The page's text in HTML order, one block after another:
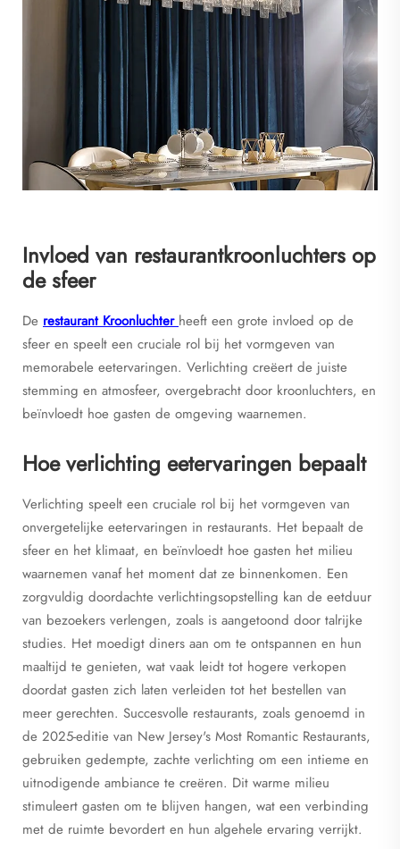
Invloed van restaurantkroonluchters op
de sfeer
De restaurant Kroonluchter heeft een grote invloed op de
sfeer en speelt een cruciale rol bij het vormgeven van
memorabele eetervaringen. Verlichting creëert de juiste
stemming en atmosfeer, overgebracht door kroonluchters, en
beïnvloedt hoe gasten de omgeving waarnemen.
Hoe verlichting eetervaringen bepaalt
Verlichting speelt een cruciale rol bij het vormgeven van
onvergetelijke eetervaringen in restaurants. Het bepaalt de
sfeer en het klimaat, en beïnvloedt hoe gasten het milieu
waarnemen vanaf het moment dat ze binnenkomen. Een
zorgvuldig doordachte verlichtingsopstelling kan de eetduur
van bezoekers verlengen, zoals is aangetoond door talrijke
studies. Het moedigt diners aan om te ontspannen en hun
maaltijd te genieten, wat vaak leidt tot hogere verkopen
doordat gasten zich laten verleiden tot het bestellen van
meer gerechten. Succesvolle restaurants, zoals genoemd in
de 2025-editie van New Jersey's Most Romantic Restaurants,
gebruiken gedempte, zachte verlichting om een intieme en
uitnodigende ambiance te creëren. Dit warme milieu
stimuleert gasten om te blijven hangen, wat een verbinding
met de ruimte bevordert en hun algehele ervaring verrijkt.